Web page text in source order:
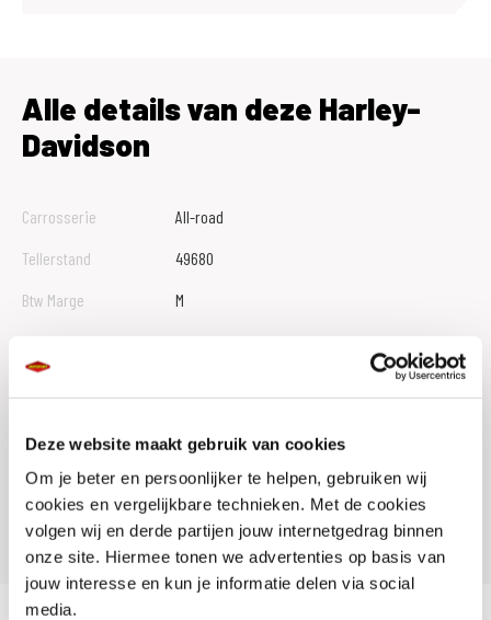
Deze website maakt gebruik van cookies
Om je beter en persoonlijker te helpen, gebruiken wij
cookies en vergelijkbare technieken. Met de cookies
volgen wij en derde partijen jouw internetgedrag binnen
onze site. Hiermee tonen we advertenties op basis van
jouw interesse en kun je informatie delen via social
media.
Alle details van deze Harley-
Davidson
Carrosserie
All-road
Tellerstand
49680
Btw Marge
M
Rijbewijs type
Model
FAT BOB